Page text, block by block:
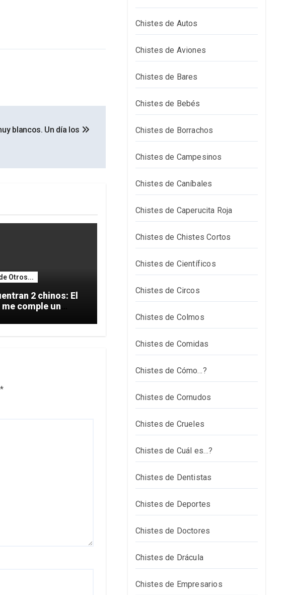
blancos. Un día los
Otros...
2 chinos: El
comple un
*
Chistes de Autos
Chistes de Aviones
Chistes de Bares
Chistes de Bebés
Chistes de Borrachos
Chistes de Campesinos
Chistes de Caníbales
Chistes de Caperucita Roja
Chistes de Chistes Cortos
Chistes de Científicos
Chistes de Circos
Chistes de Colmos
Chistes de Comidas
Chistes de Cómo…?
Chistes de Cornudos
Chistes de Crueles
Chistes de Cuál es…?
Chistes de Dentistas
Chistes de Deportes
Chistes de Doctores
Chistes de Drácula
Chistes de Empresarios